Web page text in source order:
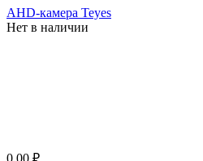
AHD-камера Teyes
Нет в наличии
0.00 ₽